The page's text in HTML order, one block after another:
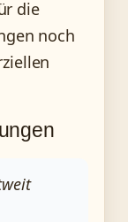
die
noch